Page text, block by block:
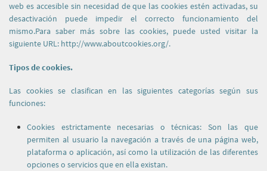
web es accesible sin necesidad de que las cookies estén activadas, su
desactivación puede impedir el correcto funcionamiento del
mismo.Para saber más sobre las cookies, puede usted visitar la
siguiente URL: http://www.aboutcookies.org/.
Tipos de cookies.
Las cookies se clasifican en las siguientes categorías según sus
funciones:
Cookies estrictamente necesarias o técnicas: Son las que
permiten al usuario la navegación a través de una página web,
plataforma o aplicación, así como la utilización de las diferentes
opciones o servicios que en ella existan.